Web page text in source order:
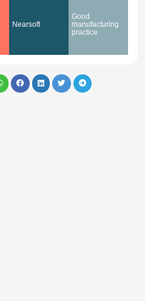
Nearsoft
Good
manufacturing
practice